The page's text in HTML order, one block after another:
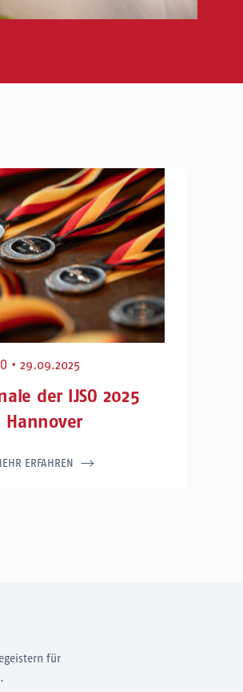
• 29.09.2025
der IJSO 2025
Hannover
ERFAHREN
für